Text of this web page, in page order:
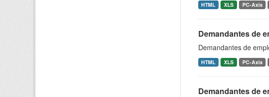
HTML XLS PC-Axis
Demandantes de
Demandantes de
HTML XLS PC-Axis
Demandantes de